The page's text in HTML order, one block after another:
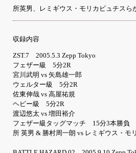
所英男、レミギウス・モリカビュチスら
収録内容
ZST.7 2005.5.3 Zepp Tokyo
フェザー級 5分2R
宮川武明 vs 矢島雄一郎
ウェルター級 5分2R
佐東伸哉 vs 高屋祐規
ヘビー級 5分2R
渡辺悠太 vs 増田裕介
フェザー級タッグマッチ 15分3本勝負
所 英男 & 勝村周一朗 vs レミギウス・モ